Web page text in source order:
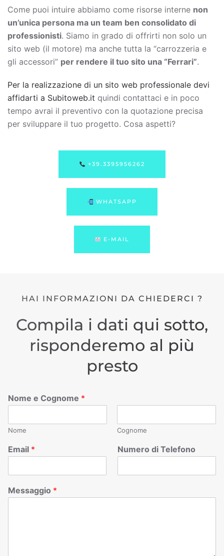
Come puoi intuire abbiamo come risorse interne non
un’unica persona ma un team ben consolidato di
professionisti. Siamo in grado di offrirti non solo un
sito web (il motore) ma anche tutta la “carrozzeria e
gli accessori” per rendere il tuo sito una “Ferrari”.
Per la realizzazione di un sito web professionale devi
affidarti a Subitoweb.it quindi contattaci e in poco
tempo avrai il preventivo con la quotazione precisa
per sviluppare il tuo progetto. Cosa aspetti?
+39.3395956262
WHATSAPP
E-MAIL
HAI INFORMAZIONI DA CHIEDERCI ?
Compila i dati qui sotto,
risponderemo al più
presto
Nome e Cognome *
Nome Cognome
Email * Numero di Telefono
Messaggio *